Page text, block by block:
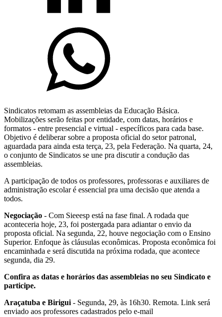
Sindicatos retomam as assembleias da Educação Básica.
Mobilizações serão feitas por entidade, com datas, horários e
formatos - entre presencial e virtual - específicos para cada base.
Objetivo é deliberar sobre a proposta oficial do setor patronal,
aguardada para ainda esta terça, 23, pela Federação. Na quarta, 24,
o conjunto de Sindicatos se une pra discutir a condução das
assembleias.
A participação de todos os professores, professoras e auxiliares de
administração escolar é essencial pra uma decisão que atenda a
todos.
Negociação - Com Sieeesp está na fase final. A rodada que
aconteceria hoje, 23, foi postergada para adiantar o envio da
proposta oficial. Na segunda, 22, houve negociação com o Ensino
Superior. Enfoque às cláusulas econômicas. Proposta econômica foi
encaminhada e será discutida na próxima rodada, que acontece
segunda, dia 29.
Confira as datas e horários das assembleias no seu Sindicato e
participe.
Araçatuba e Birigui - Segunda, 29, às 16h30. Remota. Link será
enviado aos professores cadastrados pelo e-mail